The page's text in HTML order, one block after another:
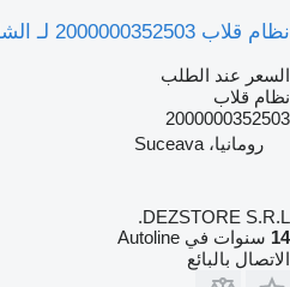
نظام قلاب 2000000352503 لـ الشاحنات MAN TGX
السعر عند الطلب
نظام قلاب
2000000352503
رومانيا، Suceava
DEZSTORE S.R.L.
14 سنوات في Autoline
الاتصال بالبائع